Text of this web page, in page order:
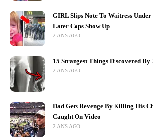
GIRL Slips Note To Waitress
Later Cops Show Up
2 ANS AGO
15 Strangest Things Discovered By
2 ANS AGO
Dad Gets Revenge By Killing His
Caught On Video
2 ANS AGO